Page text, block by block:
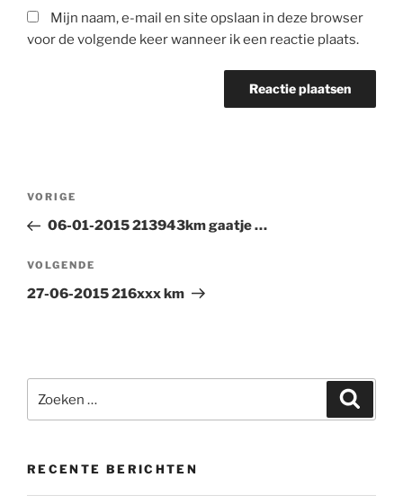
Mijn naam, e-mail en site opslaan in deze browser
voor de volgende keer wanneer ik een reactie plaats.
Bericht
Vorig
bericht
VORIGE
06-01-2015 213943km gaatje …
Volgend
bericht
VOLGENDE
27-06-2015 216xxx km
naar:
RECENTE BERICHTEN